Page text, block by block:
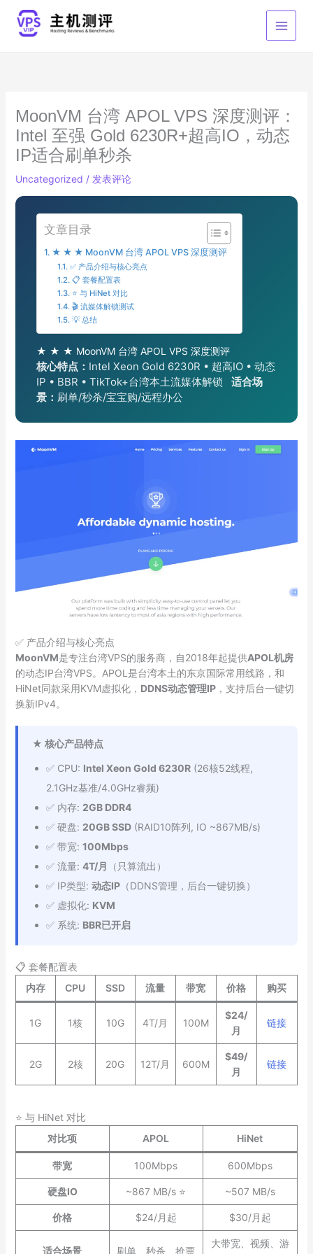
MoonVM 台湾 APOL VPS 深度测评：
Intel 至强 Gold 6230R+超高IO，动态
IP适合刷单秒杀
Uncategorized / 发表评论
文章目录
★ ★ ★ MoonVM 台湾 APOL VPS 深度测评
✅ 产品介绍与核心亮点
📋 套餐配置表
⭐ 与 HiNet 对比
🎬 流媒体解锁测试
💡 总结
★ ★ ★ MoonVM 台湾 APOL VPS 深度测评
核心特点： Intel Xeon Gold 6230R • 超高IO • 动态
IP • BBR • TikTok+台湾本土流媒体解锁 适合场
景： 刷单/秒杀/宝宝购/远程办公
✅ 产品介绍与核心亮点
MoonVM是专注台湾VPS的服务商，自2018年起提供APOL机房
的动态IP台湾VPS。APOL是台湾本土的东京国际常用线路，和
HiNet同款采用KVM虚拟化， DDNS动态管理IP，支持后台一键切
换新IPv4。
★ 核心产品特点
✅ CPU: Intel Xeon Gold 6230R(26核52线程,
2.1GHz基准/4.0GHz睿频)
✅ 内存: 2GB DDR4
✅ 硬盘: 20GB SSD(RAID10阵列, IO ~867MB/s)
✅ 带宽: 100Mbps
✅ 流量: 4T/月 （只算流出）
✅ IP类型: 动态IP（DDNS管理，后台一键切换）
✅ 虚拟化: KVM
✅ 系统: BBR已开启
📋 套餐配置表
内存
CPU SSD 流量 带宽 价格 购买
1G 1核 10G 4T/月 100M
$24/
月
链接
2G 2核 20G 12T/月 600M
$49/
月
链接
⭐ 与 HiNet 对比
对比项
APOL HiNet
带宽 100Mbps 600Mbps
硬盘IO ~867 MB/s ⭐ ~507 MB/s
价格 $24/月起 $30/月起
适合场景 刷单、秒杀、抢票
大带宽、视频、游